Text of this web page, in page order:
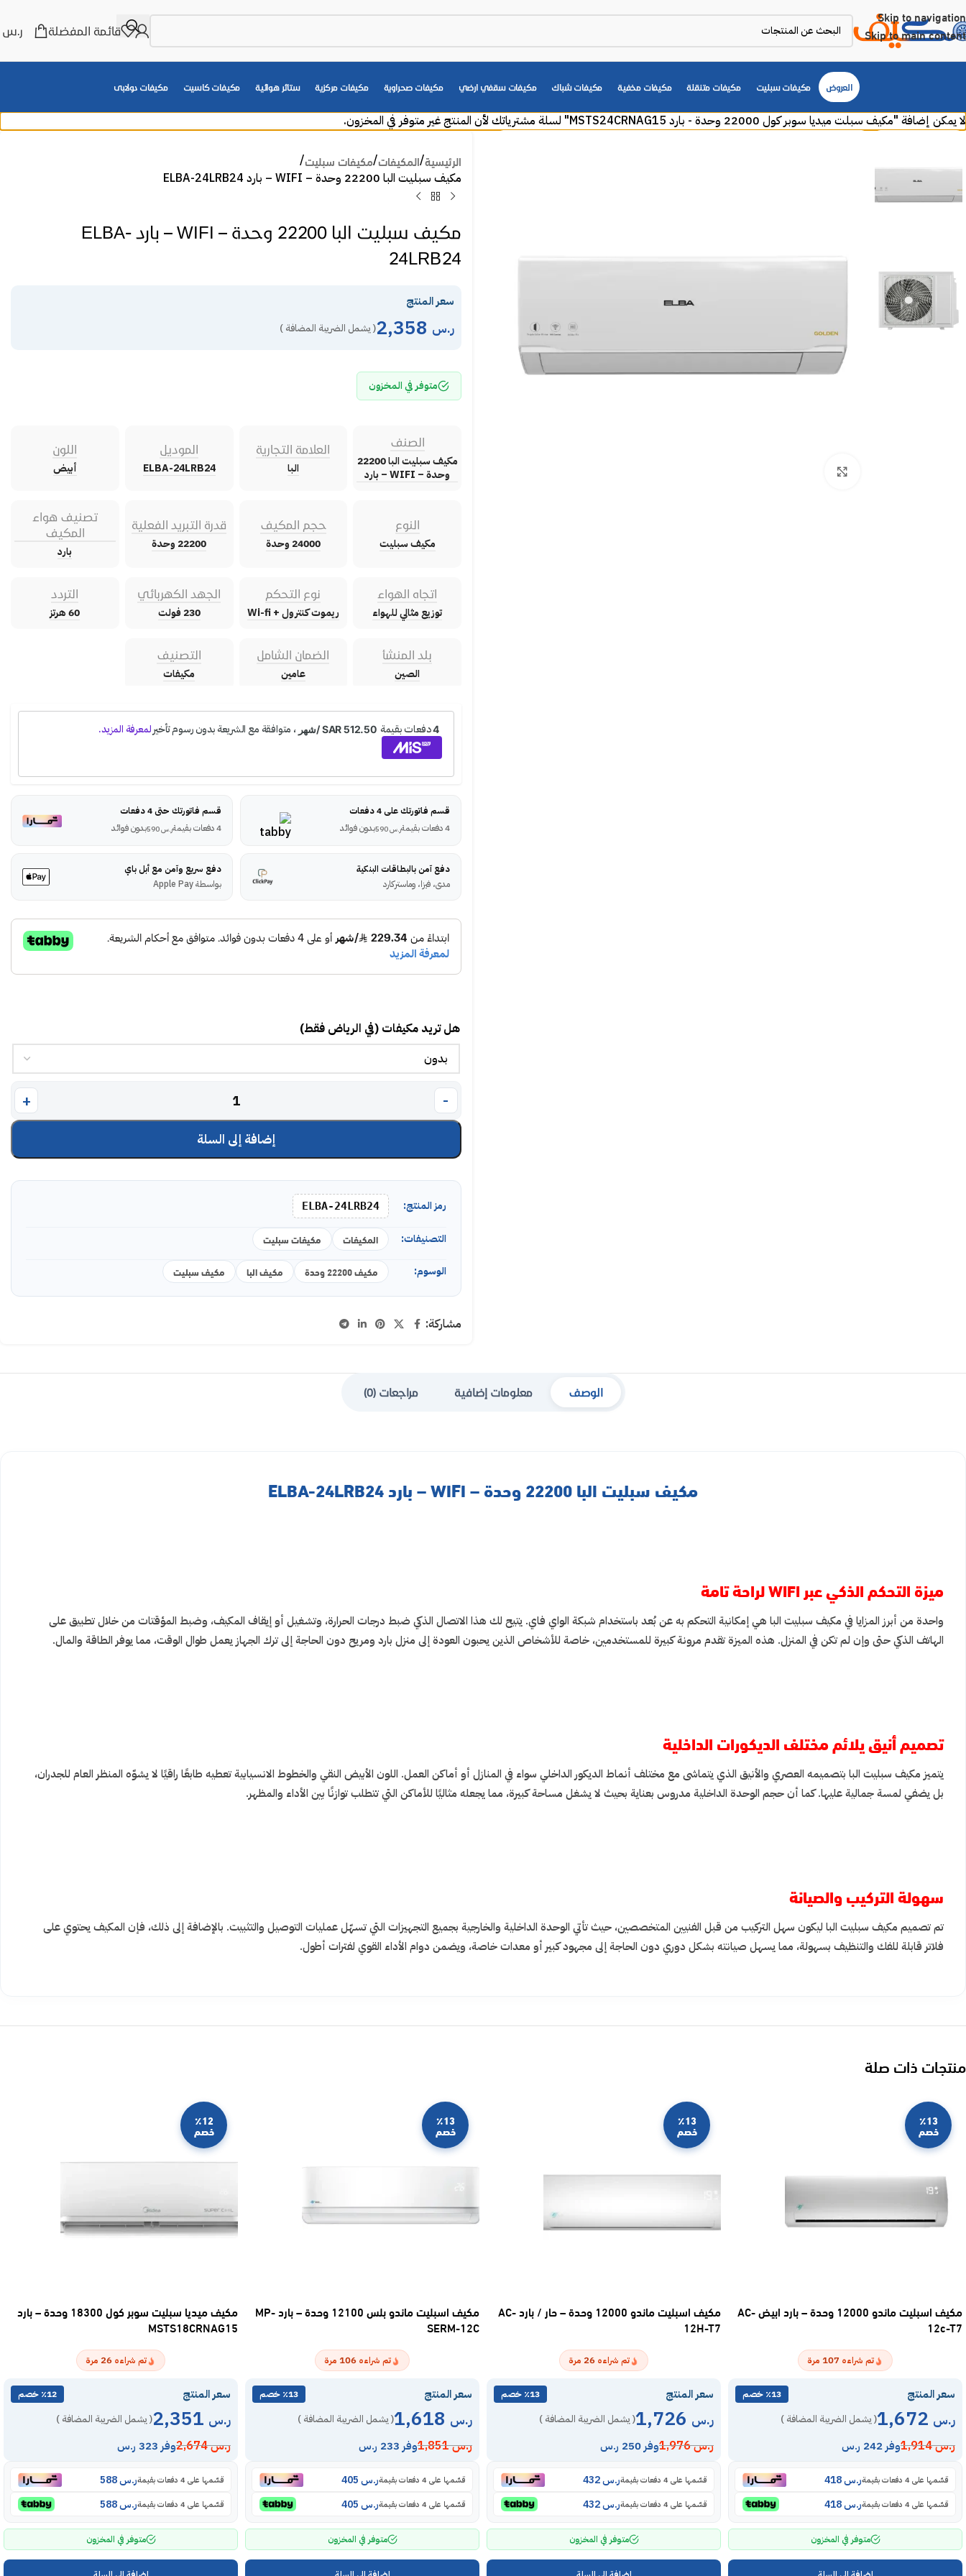
Skip to navigation
Skip to main content
قائمة المفضلة ر.س
العروض مكيفات سبليت مكيفات متنقلة مكيفات مخفية مكيفات شباك مكيفات سقفي ارضي مكيفات صحراوية مكيفات مركزية ستائر هوائية مكيفات كاسيت مكيفات دولابى
لا يمكن إضافة "مكيف سبلت ميديا سوبر كول 22000 وحدة - بارد MSTS24CRNAG15" لسلة مشترياتك لأن المنتج غير متوفر في المخزون.
الرئيسية المكيفات مكيفات سبليت
مكيف سبليت البا 22200 وحدة – WIFI – بارد ELBA-24LRB24
مكيف سبليت البا 22200 وحدة – WIFI – بارد ELBA-
24LRB24
سعر المنتج
ر.س ( يشمل الضريبة المضافة )
متوفر في المخزون
الصنف
مكيف سبليت البا 22200
وحدة – WIFI – بارد
العلامة التجارية
البا
الموديل
ELBA-24LRB24
اللون
أبيض
النوع
مكيف سبليت
حجم المكيف
24000 وحدة
قدرة التبريد الفعلية
22200 وحدة
تصنيف هواء
المكيف
بارد
اتجاه الهواء
توزيع مثالي للهواء
نوع التحكم
ريموت كنترول + Wi-fi
الجهد الكهربائي
230 فولت
التردد
60 هرتز
بلد المنشأ
الصين
الضمان الشامل
عامين
التصنيف
مكيفات
قسم فاتورتك على 4 دفعات
4 دفعات بقيمة
ر.س بدون فوائد
قسم فاتورتك حتى 4 دفعات
4 دفعات بقيمة
ر.س590 بدون فوائد
دفع آمن بالبطاقات البنكية
مدى، فيزا، وماستركارد
دفع سريع وآمن مع أبل باي
بواسطة Apple Pay
هل تريد مكيفات (في الرياض فقط)
إضافة إلى السلة
رمز المنتج: ELBA-24LRB24
التصنيفات: المكيفات مكيفات سبليت
الوسوم: مكيف 22200 وحدة مكيف البا مكيف سبليت
مشاركة:
الوصف معلومات إضافية مراجعات (0)
مكيف سبليت البا 22200 وحدة – WIFI – بارد ELBA-24LRB24
ميزة التحكم الذكي عبر WIFI لراحة تامة
واحدة من أبرز المزايا في مكيف سبليت البا هي إمكانية التحكم به عن بُعد باستخدام شبكة الواي فاي. يتيح لك هذا الاتصال الذكي ضبط درجات الحرارة، وتشغيل أو إيقاف المكيف، وضبط المؤقتات من خلال تطبيق على
الهاتف الذكي حتى وإن لم تكن في المنزل. هذه الميزة تقدم مرونة كبيرة للمستخدمين، خاصة للأشخاص الذين يحبون العودة إلى منزل بارد ومريح دون الحاجة إلى ترك الجهاز يعمل طوال الوقت، مما يوفر الطاقة والمال.
تصميم أنيق يلائم مختلف الديكورات الداخلية
يتميز مكيف سبليت البا بتصميمه العصري والأنيق الذي يتماشى مع مختلف أنماط الديكور الداخلي سواء في المنازل أو أماكن العمل. اللون الأبيض النقي والخطوط الانسيابية تعطيه طابعًا راقيًا لا يشوّه المنظر العام للجدران،
بل يضفي لمسة جمالية عليها. كما أن حجم الوحدة الداخلية مدروس بعناية بحيث لا يشغل مساحة كبيرة، مما يجعله مثاليًا للأماكن التي تتطلب توازنًا بين الأداء والمظهر.
سهولة التركيب والصيانة
تم تصميم مكيف سبليت البا ليكون سهل التركيب من قبل الفنيين المتخصصين، حيث تأتي الوحدة الداخلية والخارجية بجميع التجهيزات التي تسهّل عمليات التوصيل والتثبيت. بالإضافة إلى ذلك، فإن المكيف يحتوي على
فلاتر قابلة للفك والتنظيف بسهولة، مما يسهل صيانته بشكل دوري دون الحاجة إلى مجهود كبير أو معدات خاصة، ويضمن دوام الأداء القوي لفترات أطول.
منتجات ذات صلة
٪13
خصم
مكيف اسبليت ماندو 12000 وحدة – بارد ابيض AC-
12c-T7
تم شراءه 107 مرة
سعر المنتج ٪13 خصم
ر.س ( يشمل الضريبة المضافة )
ر.س1,914 وفر 242 ر.س
قسّمها على 4 دفعات بقيمة ر.س
قسّمها على 4 دفعات بقيمة ر.س
متوفر في المخزون
٪13
خصم
مكيف اسبليت ماندو 12000 وحدة – حار / بارد AC-
12H-T7
تم شراءه 26 مرة
سعر المنتج ٪13 خصم
ر.س ( يشمل الضريبة المضافة )
ر.س1,976 وفر 250 ر.س
قسّمها على 4 دفعات بقيمة ر.س
قسّمها على 4 دفعات بقيمة ر.س
متوفر في المخزون
٪13
خصم
مكيف اسبليت ماندو بلس 12100 وحدة – بارد MP-
SERM-12C
تم شراءه 106 مرة
سعر المنتج ٪13 خصم
ر.س ( يشمل الضريبة المضافة )
ر.س1,851 وفر 233 ر.س
قسّمها على 4 دفعات بقيمة ر.س
قسّمها على 4 دفعات بقيمة ر.س
متوفر في المخزون
٪12
خصم
مكيف ميديا سبليت سوبر كول 18300 وحدة – بارد
MSTS18CRNAG15
تم شراءه 26 مرة
سعر المنتج ٪12 خصم
ر.س ( يشمل الضريبة المضافة )
ر.س2,674 وفر 323 ر.س
قسّمها على 4 دفعات بقيمة ر.س
قسّمها على 4 دفعات بقيمة ر.س
متوفر في المخزون